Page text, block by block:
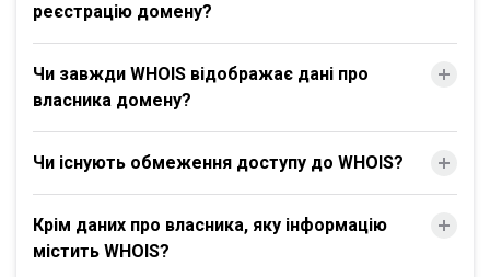
реєстрацію домену?
Чи завжди WHOIS відображає дані про
власника домену?
Чи існують обмеження доступу до WHOIS?
Крім даних про власника, яку інформацію
містить WHOIS?